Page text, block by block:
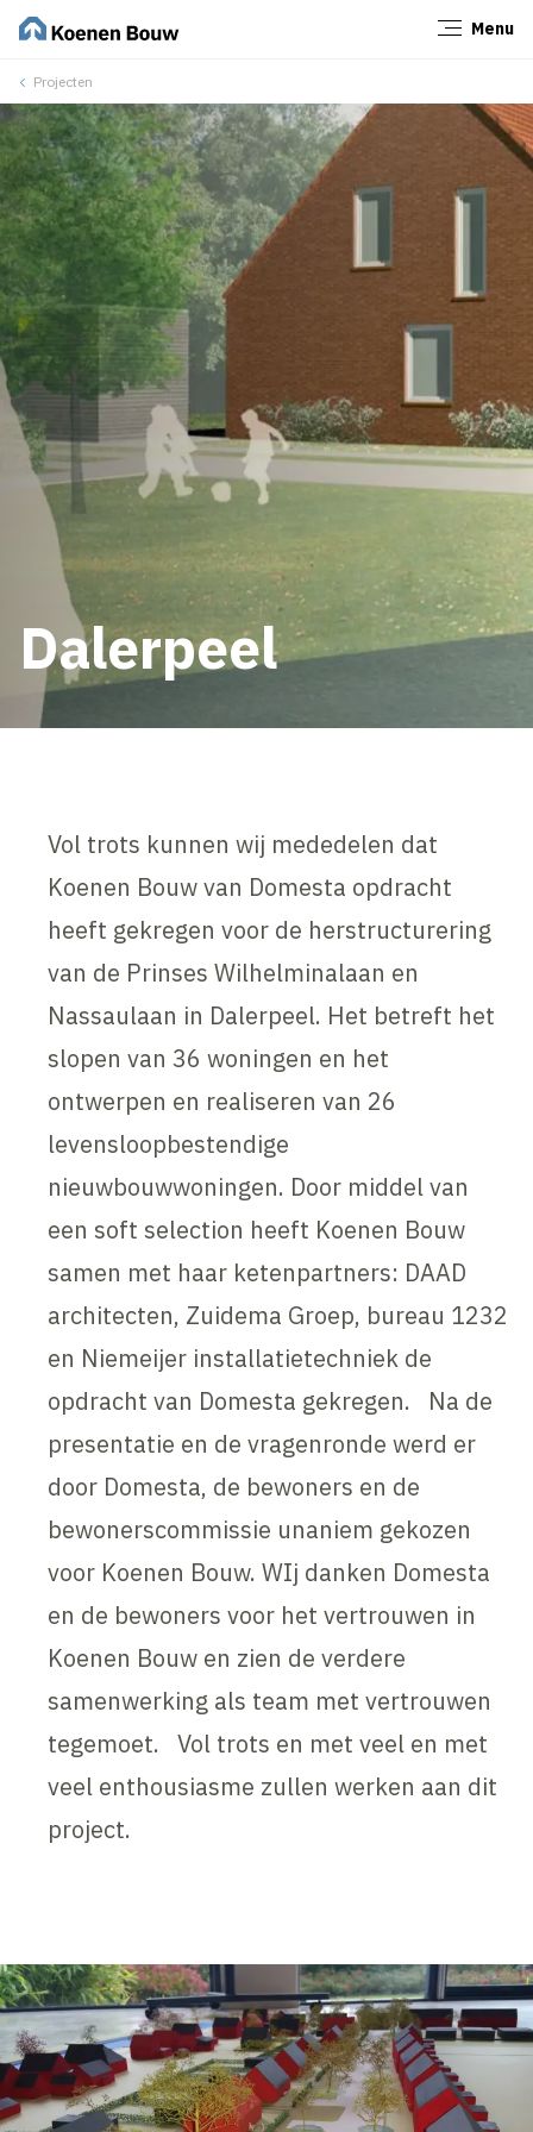
Menu
Projecten
Dalerpeel
Vol trots kunnen wij mededelen dat
Koenen Bouw van Domesta opdracht
heeft gekregen voor de herstructurering
van de Prinses Wilhelminalaan en
Nassaulaan in Dalerpeel. Het betreft het
slopen van 36 woningen en het
ontwerpen en realiseren van 26
levensloopbestendige
nieuwbouwwoningen. Door middel van
een soft selection heeft Koenen Bouw
samen met haar ketenpartners: DAAD
architecten, Zuidema Groep, bureau 1232
en Niemeijer installatietechniek de
opdracht van Domesta gekregen. Na de
presentatie en de vragenronde werd er
door Domesta, de bewoners en de
bewonerscommissie unaniem gekozen
voor Koenen Bouw. WIj danken Domesta
en de bewoners voor het vertrouwen in
Koenen Bouw en zien de verdere
samenwerking als team met vertrouwen
tegemoet. Vol trots en met veel en met
veel enthousiasme zullen werken aan dit
project.
Sluiten